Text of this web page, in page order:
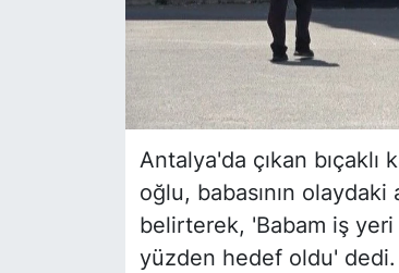
Antalya'da çıkan bıçaklı
oğlu, babasının
belirterek, 'Babam iş
yüzden hedef oldu'